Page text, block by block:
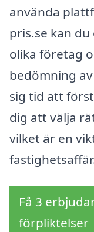
använda
pris.se kan
olika företag
bedömning
sig tid att
dig att välja
vilket är en
Få 3
förpliktelser